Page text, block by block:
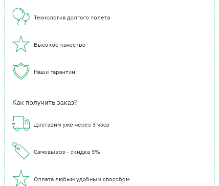
Технология долгого полета
Высокое качество
Наши гарантии
Как получить заказ?
Доставим уже через 3 часа
Самовывоз - скидка 5%
Оплата любым удобным способом